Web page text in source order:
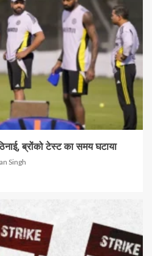
ब्रोंको टेस्ट का समय घटाया
Singh